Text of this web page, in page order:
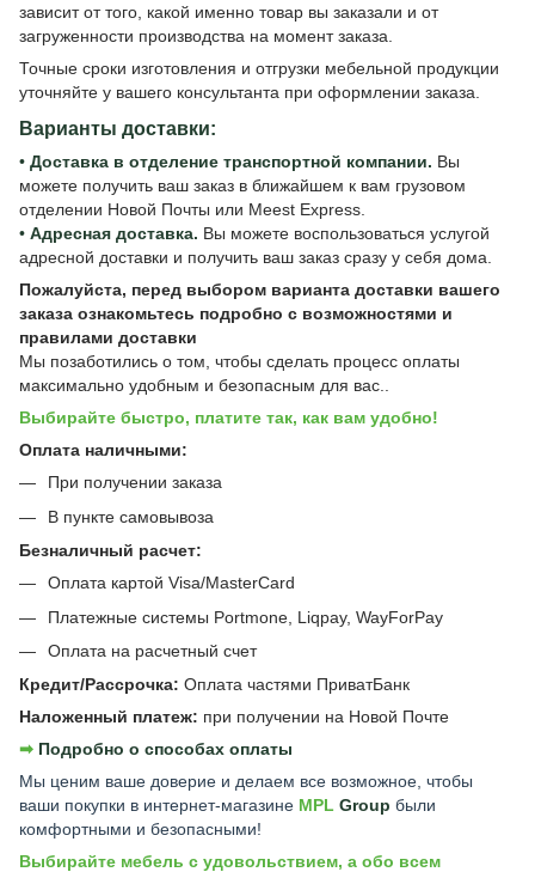
зависит от того, какой именно товар вы заказали и от
загруженности производства на момент заказа.
Точные сроки изготовления и отгрузки мебельной продукции
уточняйте у вашего консультанта при оформлении заказа.
Варианты доставки:
• Доставка в отделение транспортной компании. Вы
можете получить ваш заказ в ближайшем к вам грузовом
отделении Новой Почты или Meest Express.
• Адресная доставка. Вы можете воспользоваться услугой
адресной доставки и получить ваш заказ сразу у себя дома.
Пожалуйста, перед выбором варианта доставки вашего
заказа ознакомьтесь подробно с возможностями и
правилами доставки
Мы позаботились о том, чтобы сделать процесс оплаты
максимально удобным и безопасным для вас..
Выбирайте быстро, платите так, как вам удобно!
Оплата наличными:
При получении заказа
В пункте самовывоза
Безналичный расчет:
Оплата картой Visa/MasterCard
Платежные системы Portmone, Liqpay, WayForPay
Оплата на расчетный счет
Кредит/Рассрочка: Оплата частями ПриватБанк
Наложенный платеж: при получении на Новой Почте
➡︎ Подробно о способах оплаты
Мы ценим ваше доверие и делаем все возможное, чтобы
ваши покупки в интернет-магазине MPL Group были
комфортными и безопасными!
Выбирайте мебель с удовольствием, а обо всем